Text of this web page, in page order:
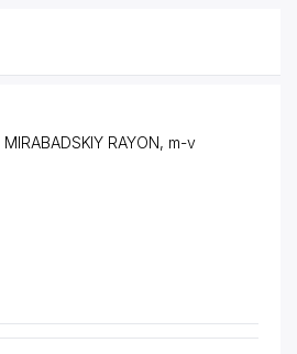
MIRABADSKIY RAYON, m-v